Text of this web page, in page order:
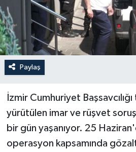
Paylaş
İzmir Cumhuriyet
yürütülen imar ve rüşvet
bir gün yaşanıyor. 25
operasyon kapsamında
Türkiye